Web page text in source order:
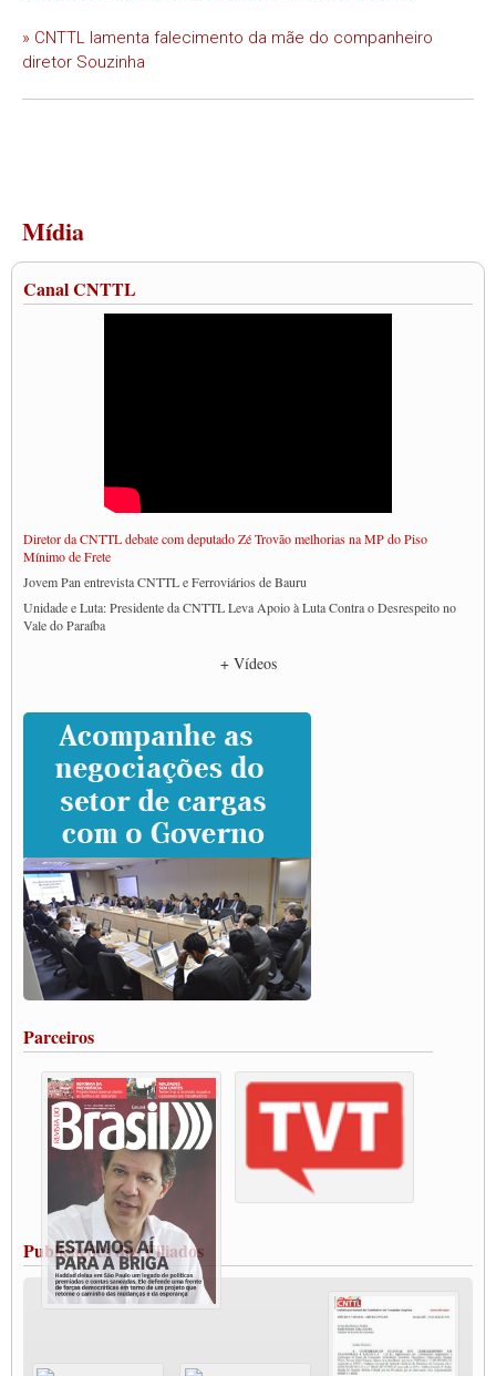
» CNTTL lamenta falecimento da mãe do companheiro
diretor Souzinha
Mídia
Canal CNTTL
Diretor da CNTTL debate com deputado Zé Trovão melhorias na MP do Piso
Mínimo de Frete
Jovem Pan entrevista CNTTL e Ferroviários de Bauru
Unidade e Luta: Presidente da CNTTL Leva Apoio à Luta Contra o Desrespeito no
Vale do Paraíba
Caminhoneiros prometem paralisação e cobram diálogo com Lula
CNTTL e lideranças de caminhoneiros participam de debate sobre saúde nas
rodovias
Paulinho e Litti debatem política global para transporte rodoviário de cargas na
SUTCRA no Uruguai
Grande Conquista da Categoria transporte de Cargas e Caminhoneiros Autonomos
ENCONTRO INTERNACIONAL EM APOIO A CLASSE TRABALHADORA
DO BRASIL E A ELEIÇÃO 2022
Carta às Brasileiras e aos Brasileiros em Defesa do Estado Democrático de Direito
Paulinho, presidente da CNTTL, faz balanço do 3º Congresso da CNTTL
Caminhoneiros aprovam greve a partir do 1º de novembro
Rodoviários de Feira Santana fazem Assembleia para avaliar proposta de reajuste
salarial
Vacina Já: Lockdown de 24 horas dos trabalhadores em transportes está mantido,
Condutores de Guarulhos farão greve sanitária nesta terça-feira (20)
Paralisação dos Caminhoneiros na #BR285, entrocamento que liga o Mercosul ao
Rio Grande
Caminhoneiros bloqueiam duas faixas na Castello Branco e fazem protesto
Modal-Live #13 Aumento da Violência Contra Mulher e o Adoecimento da Classe
Trabalhadora em Tempos de Pandemia
MODAL-LIVE#12 POLÍTICAS PÚBLICAS DE TRANSPORTE PARA A
CLASSE TRABALHADORA E ELEIÇÕES NA PANDEMIA
MODAL-LIVE#11 POLÍTICAS PÚBLICAS DE TRANSPORTE
JUVENTUDE DO TRANSPORTE: POR QUE DEVEMOS NOS ORGANIZAR?
Fabio Primo testa positivo para Coronavírus, mas está bem de saúde
Modal-Live#9 Quais são os direitos dos trabalhador@s que contraem a Covid-19 na
+ Vídeos
Parceiros
Publicações dos Filiados